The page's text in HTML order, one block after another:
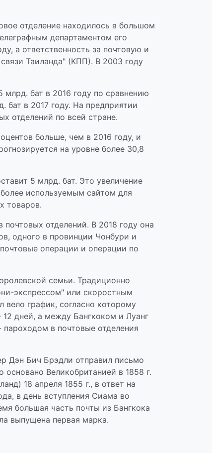
отделение находилось в большом
департаментом его
а ответственность за почтовую и
Таиланда" (КПП). В 2003 году
бат в 2016 году по сравнению
бат в 2017 году. На предприятии
отделений по всей стране.
больше, чем в 2016 году, и
на уровне более 30,8
5 млрд. бат. Это увеличение
используемым сайтом для
товаров.
отделений. В 2018 году она
одного в провинции Чонбури и
операции и операции по
семьи. Традиционно
экспрессом" или скоростным
вело график, согласно которому
дней, а между Бангкоком и Луанг
в почтовые отделения
Дэн Бич Брэдли отправил письмо
Великобританией в 1858 г.
18 апреля 1855 г., в ответ на
в день вступления Сиама во
большая часть почты из Бангкока
выпущена первая марка.